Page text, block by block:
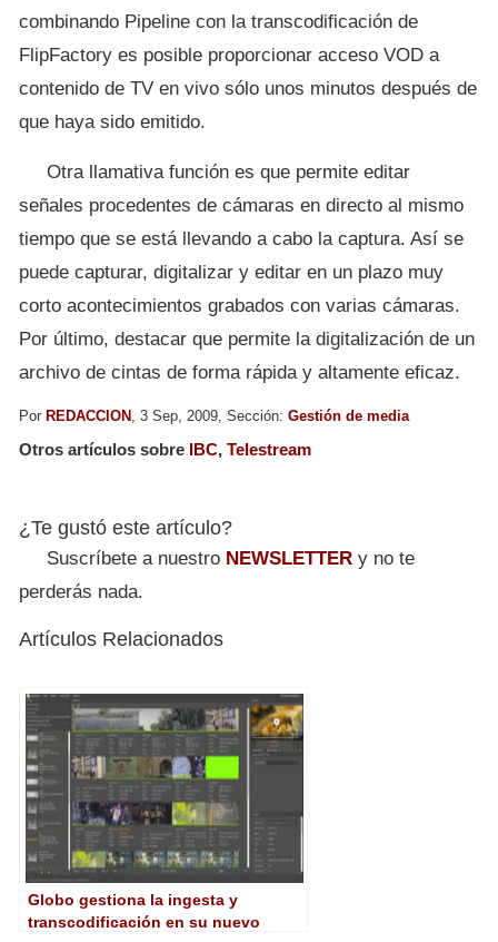
combinando Pipeline con la transcodificación de
FlipFactory es posible proporcionar acceso VOD a
contenido de TV en vivo sólo unos minutos después de
que haya sido emitido.
Otra llamativa función es que permite editar
señales procedentes de cámaras en directo al mismo
tiempo que se está llevando a cabo la captura. Así se
puede capturar, digitalizar y editar en un plazo muy
corto acontecimientos grabados con varias cámaras.
Por último, destacar que permite la digitalización de un
archivo de cintas de forma rápida y altamente eficaz.
Por REDACCION , 3 Sep, 2009, Sección: Gestión de media
Otros artículos sobre IBC, Telestream
¿Te gustó este artículo?
Suscríbete a nuestro NEWSLETTER y no te
perderás nada.
Artículos Relacionados
Globo gestiona la ingesta y
transcodificación en su nuevo